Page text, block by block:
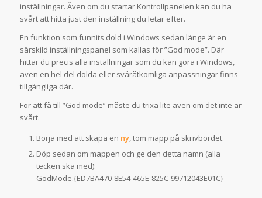
inställningar. Även om du startar Kontrollpanelen kan du ha
svårt att hitta just den inställning du letar efter.
En funktion som funnits dold i Windows sedan länge är en
särskild inställningspanel som kallas för ”God mode”. Där
hittar du precis alla inställningar som du kan göra i Windows,
även en hel del dolda eller svåråtkomliga anpassningar finns
tillgängliga där.
För att få till ”God mode” måste du trixa lite även om det inte är
svårt.
Börja med att skapa en ny, tom mapp på skrivbordet.
Döp sedan om mappen och ge den detta namn (alla
tecken ska med):
GodMode.{ED7BA470-8E54-465E-825C-99712043E01C}